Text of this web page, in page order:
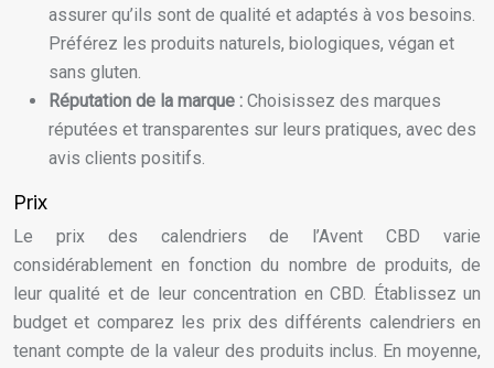
assurer qu’ils sont de qualité et adaptés à vos besoins.
Préférez les produits naturels, biologiques, végan et
sans gluten.
Réputation de la marque : Choisissez des marques
réputées et transparentes sur leurs pratiques, avec des
avis clients positifs.
Prix
Le prix des calendriers de l’Avent CBD varie
considérablement en fonction du nombre de produits, de
leur qualité et de leur concentration en CBD. Établissez un
budget et comparez les prix des différents calendriers en
tenant compte de la valeur des produits inclus. En moyenne,